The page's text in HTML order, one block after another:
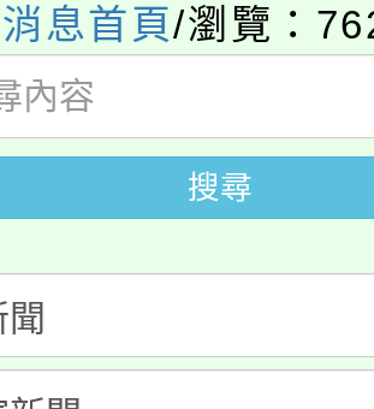
網。
至27日，桃園電
桃園市運動會8/
場及游泳池舉行。
市低收入戶享有免
優惠，中低收入戶
優惠，詳情可洽有
自造教育及科技
師增能研習
自造教育及科技中
研習
綠生活教案入校路
食農教育專業人
息首頁/瀏覽：
搜尋